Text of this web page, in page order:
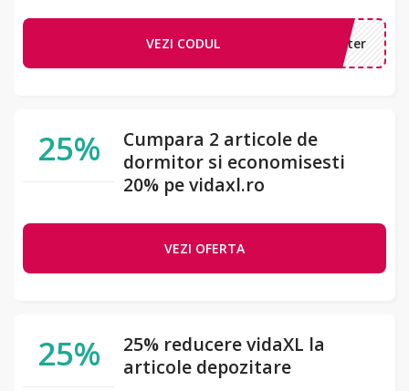
VEZI CODUL ewsletter
25%
Cumpara 2 articole de
dormitor si economisesti
20% pe vidaxl.ro
VEZI OFERTA
25%
25% reducere vidaXL la
articole depozitare